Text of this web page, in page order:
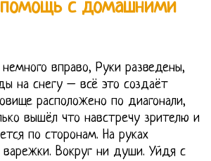
помощь с домашними
немного вправо, Руки разведены,
на снегу – всё это создаёт
расположено по диагонали,
вышёл что навстречу зрителю и
по сторонам. На руках
варежки. Вокруг ни души. Уйдя с